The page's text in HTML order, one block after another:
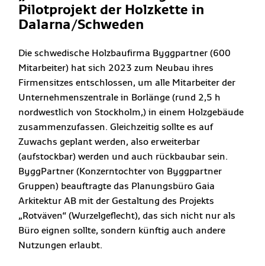
Pilotprojekt der Holzkette in
Dalarna/Schweden
Die schwedische Holzbaufirma Byggpartner (600
Mitarbeiter) hat sich 2023 zum Neubau ihres
Firmensitzes entschlossen, um alle Mitarbeiter der
Unternehmenszentrale in Borlänge (rund 2,5 h
nordwestlich von Stockholm,) in einem Holzgebäude
zusammenzufassen. Gleichzeitig sollte es auf
Zuwachs geplant werden, also erweiterbar
(aufstockbar) werden und auch rückbaubar sein.
ByggPartner (Konzerntochter von Byggpartner
Gruppen) beauftragte das Planungsbüro Gaia
Arkitektur AB mit der Gestaltung des Projekts
„Rotväven“ (Wurzelgeflecht), das sich nicht nur als
Büro eignen sollte, sondern künftig auch andere
Nutzungen erlaubt.